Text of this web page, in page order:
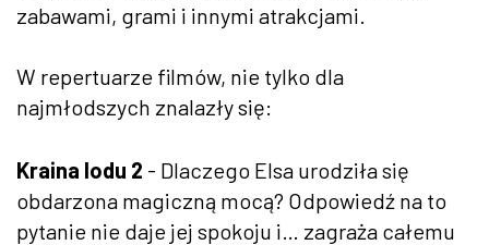
zabawami, grami i innymi atrakcjami.
W repertuarze filmów, nie tylko dla
najmłodszych znalazły się:
Kraina lodu 2 - Dlaczego Elsa urodziła się
obdarzona magiczną mocą? Odpowiedź na to
pytanie nie daje jej spokoju i… zagraża całemu